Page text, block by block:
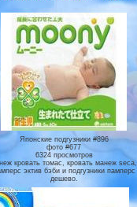
Японские подгузники #896
фото #677
6324 просмотров
кровать томас, кровать манеж seca,
эктив бэби и подгузники памперс
дешево.